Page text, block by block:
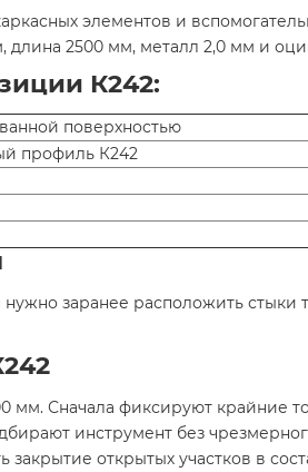
элементов и
2500 мм, металл 2,0 мм и
К242:
поверхностью
профиль К242
заранее расположить стыки
Сначала фиксируют крайние
инструмент без
открытых участков в